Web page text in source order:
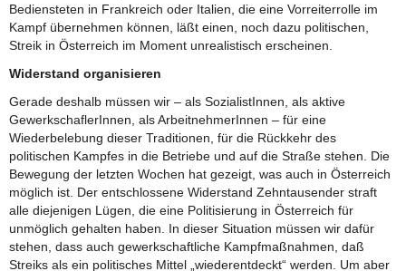
Bediensteten in Frankreich oder Italien, die eine Vorreiterrolle im
Kampf übernehmen können, läßt einen, noch dazu politischen,
Streik in Österreich im Moment unrealistisch erscheinen.
Widerstand organisieren
Gerade deshalb müssen wir – als SozialistInnen, als aktive
GewerkschaflerInnen, als ArbeitnehmerInnen – für eine
Wiederbelebung dieser Traditionen, für die Rückkehr des
politischen Kampfes in die Betriebe und auf die Straße stehen. Die
Bewegung der letzten Wochen hat gezeigt, was auch in Österreich
möglich ist. Der entschlossene Widerstand Zehntausender straft
alle diejenigen Lügen, die eine Politisierung in Österreich für
unmöglich gehalten haben. In dieser Situation müssen wir dafür
stehen, dass auch gewerkschaftliche Kampfmaßnahmen, daß
Streiks als ein politisches Mittel „wiederentdeckt“ werden. Um aber